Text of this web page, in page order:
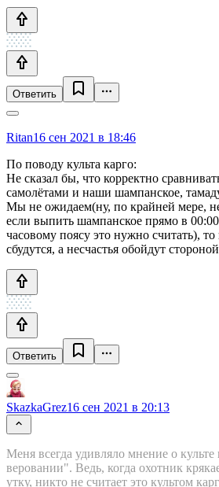
Ответить
Ritan16 сен 2021 в 18:46
По поводу культа карго:
Не сказал бы, что корректно
самолётами и наши шампанское,
Мы не ожидаем(ну, по крайней мере,
если выпить шампанское прямо в
часовому поясу это нужно считать),
сбудутся, а несчастья обойдут
Ответить
SkazkaGrez16 сен 2021 в 20:13
Меня всегда удивляло мнение о
веровании". Ведь, когда охотник
утку, никто не считает это культом